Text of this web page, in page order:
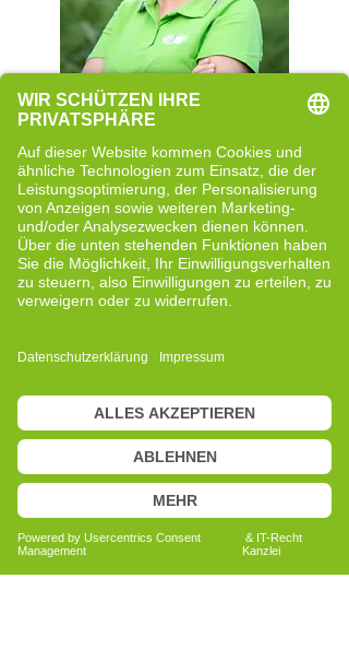
Rita Rainer
Neue Perspektiven und bewusste
Entwicklung
Bericht lesen